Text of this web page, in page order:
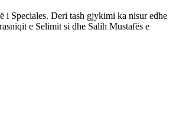
i Speciales. Deri tash gjykimi ka nisur edhe
e Selimit si dhe Salih Mustafës e